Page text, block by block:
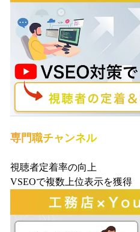
専門職チャンネル
視聴者定着率の向上
VSEOで複数上位表示を獲得